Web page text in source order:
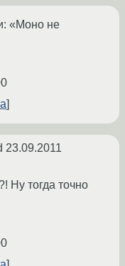
«Моно не
23.09.2011
Ну тогда точно